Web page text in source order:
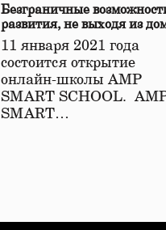
Безграничные
развития, не выходя из
11 января 2021 года
состоится открытие
онлайн-школы АМР
SMART SCHOOL.
SMART…